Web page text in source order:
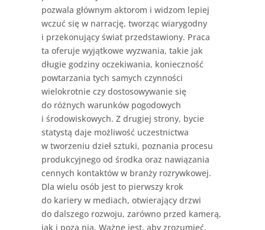
pozwala głównym aktorom i widzom lepiej
wczuć się w narrację, tworząc wiarygodny
i przekonujący świat przedstawiony. Praca
ta oferuje wyjątkowe wyzwania, takie jak
długie godziny oczekiwania, konieczność
powtarzania tych samych czynności
wielokrotnie czy dostosowywanie się
do różnych warunków pogodowych
i środowiskowych. Z drugiej strony, bycie
statystą daje możliwość uczestnictwa
w tworzeniu dzieł sztuki, poznania procesu
produkcyjnego od środka oraz nawiązania
cennych kontaktów w branży rozrywkowej.
Dla wielu osób jest to pierwszy krok
do kariery w mediach, otwierający drzwi
do dalszego rozwoju, zarówno przed kamerą,
jak i poza nią. Ważne jest, aby zrozumieć,